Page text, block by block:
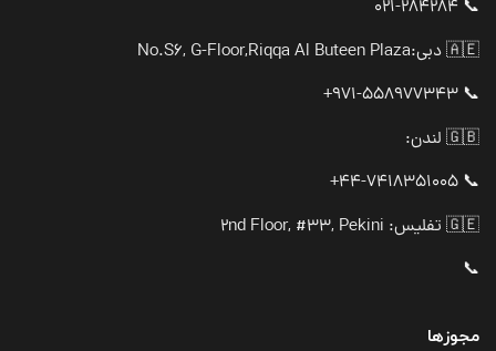
📞 021-284284
🇦🇪 دبی:
No.S6, G-Floor,Riqqa Al Buteen Plaza
📞 971-558977343+
🇬🇧 لندن:
📞 44-7418351005+
🇬🇪 تفلیس: 2nd Floor, #33, Pekini
📞
مجوزها